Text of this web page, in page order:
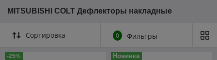
MITSUBISHI COLT Дефлекторы накладные
Сортировка 0 Фильтры
-25% Новинка